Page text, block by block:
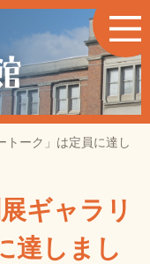
トーク」は定員に達し
ギャラリ
達しまし